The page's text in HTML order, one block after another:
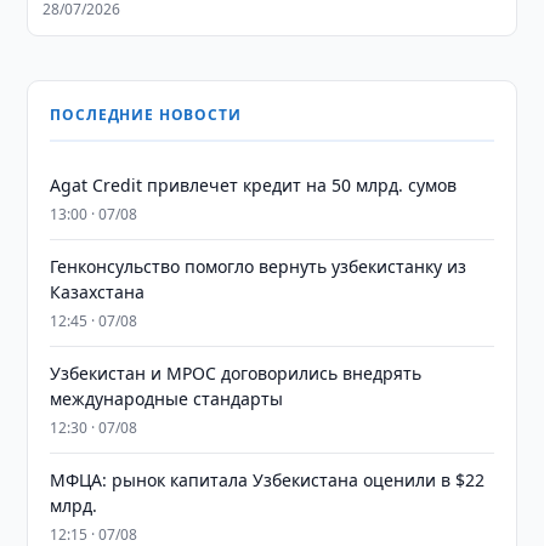
28/07/2026
ПОСЛЕДНИЕ НОВОСТИ
Agat Credit привлечет кредит на 50 млрд. сумов
13:00 · 07/08
Генконсульство помогло вернуть узбекистанку из
Казахстана
12:45 · 07/08
Узбекистан и MPOC договорились внедрять
международные стандарты
12:30 · 07/08
МФЦА: рынок капитала Узбекистана оценили в $22
млрд.
12:15 · 07/08